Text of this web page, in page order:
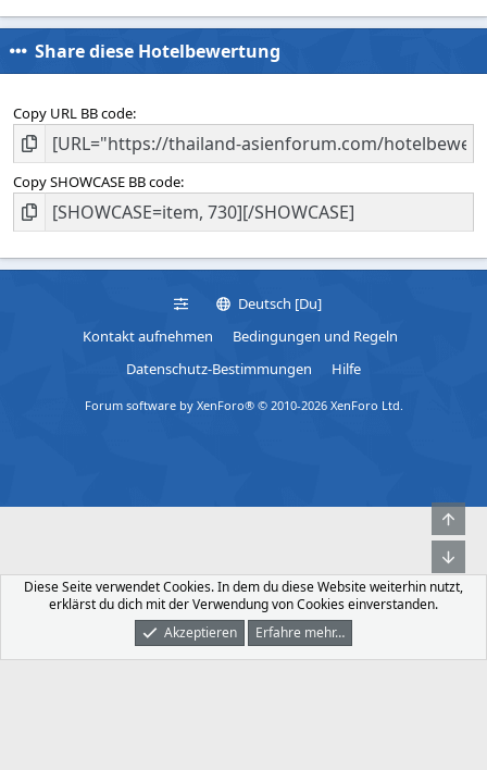
Share diese Hotelbewertung
Copy URL BB code
Copy SHOWCASE BB code
Deutsch [Du]
Kontakt aufnehmen
Bedingungen und Regeln
Datenschutz-Bestimmungen
Hilfe
Forum software by XenForo® © 2010-2026 XenForo Ltd.
Was Ist Neu Dunkler Modus Anmelden
Diese Seite verwendet Cookies. In dem du diese Website weiterhin nutzt,
erklärst du dich mit der Verwendung von Cookies einverstanden.
Akzeptieren
Erfahre mehr…